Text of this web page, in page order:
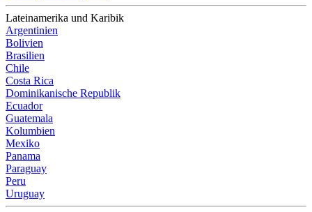
Lateinamerika und Karibik
Argentinien
Bolivien
Brasilien
Chile
Costa Rica
Dominikanische Republik
Ecuador
Guatemala
Kolumbien
Mexiko
Panama
Paraguay
Peru
Uruguay